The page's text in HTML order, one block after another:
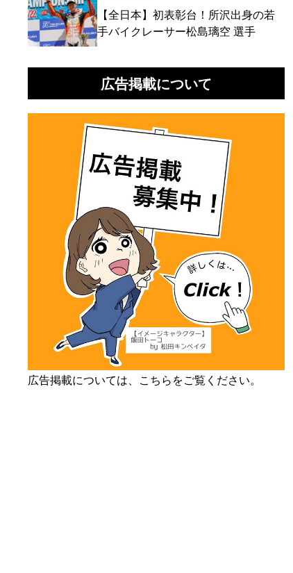
【全日本】初表彰台！所沢出身の若
手バイクレーサー松島璃空 選手
広告掲載について
広告掲載については、こちらをご覧ください。